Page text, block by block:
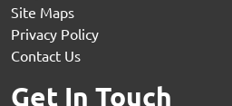
Site Maps
Privacy Policy
Contact Us
Get In Touch